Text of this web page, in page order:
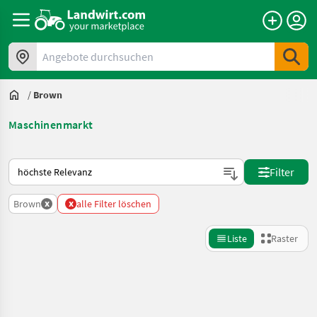
Angebote durchsuchen
/ Brown
Maschinenmarkt
So wird auf Landwirt.com sortiert
Filter
Brown x x alle Filter löschen
Liste Raster